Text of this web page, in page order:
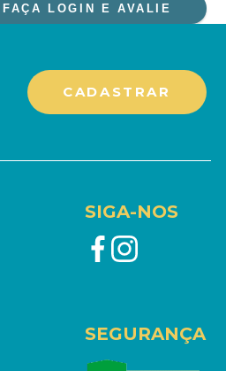
FAÇA LOGIN E AVALIE
SIGA-NOS
SEGURANÇA